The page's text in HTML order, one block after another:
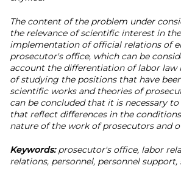
The content of the problem under
the relevance of scientific interest in
implementation of official relations of
prosecutor's office, which can be
account the differentiation of labor law
of studying the positions that have
scientific works and theories of
can be concluded that it is necessary
that reflect differences in the
nature of the work of prosecutors and
Keywords:prosecutor's office, labor
relations, personnel, personnel